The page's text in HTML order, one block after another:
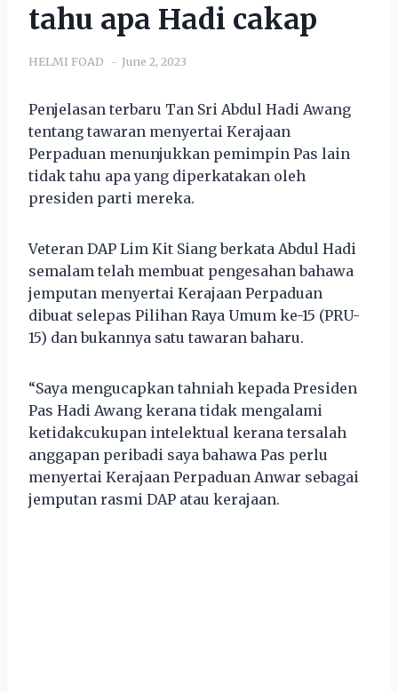
tahu apa Hadi cakap
HELMI FOAD June 2, 2023
Penjelasan terbaru Tan Sri Abdul Hadi Awang
tentang tawaran menyertai Kerajaan
Perpaduan menunjukkan pemimpin Pas lain
tidak tahu apa yang diperkatakan oleh
presiden parti mereka.
Veteran DAP Lim Kit Siang berkata Abdul Hadi
semalam telah membuat pengesahan bahawa
jemputan menyertai Kerajaan Perpaduan
dibuat selepas Pilihan Raya Umum ke-15 (PRU-
15) dan bukannya satu tawaran baharu.
“Saya mengucapkan tahniah kepada Presiden
Pas Hadi Awang kerana tidak mengalami
ketidakcukupan intelektual kerana tersalah
anggapan peribadi saya bahawa Pas perlu
menyertai Kerajaan Perpaduan Anwar sebagai
jemputan rasmi DAP atau kerajaan.